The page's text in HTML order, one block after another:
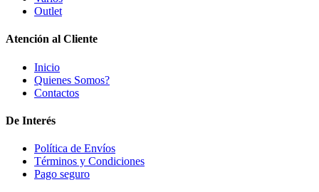
Outlet
Atención al Cliente
Inicio
Quienes Somos?
Contactos
De Interés
Política de Envíos
Términos y Condiciones
Pago seguro